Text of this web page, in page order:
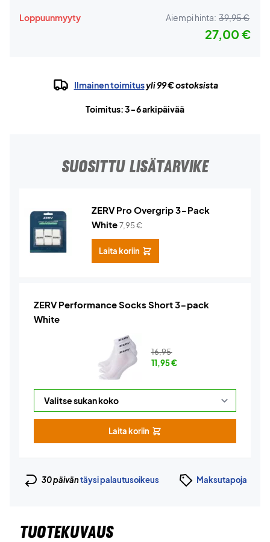
Loppuunmyyty Aiempi hinta: 39,95 €
27,00 €
Ilmainen toimitusyli 99 € ostoksista
Toimitus: 3-6 arkipäivää
SUOSITTU LISÄTARVIKE
ZERV Pro Overgrip 3-Pack
White7,95€
Laita koriin
ZERV Performance Socks Short 3-pack
White
16,95
11,95€
Laita koriin
30 päiväntäysi palautusoikeus Maksutapoja
TUOTEKUVAUS